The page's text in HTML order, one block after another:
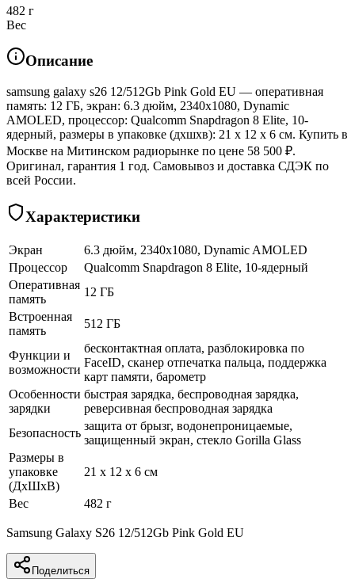
482 г
Вес
Описание
samsung galaxy s26 12/512Gb Pink Gold EU — оперативная
память: 12 ГБ, экран: 6.3 дюйм, 2340x1080, Dynamic
AMOLED, процессор: Qualcomm Snapdragon 8 Elite, 10-
ядерный, размеры в упаковке (дхшхв): 21 x 12 x 6 см. Купить в
Москве на Митинском радиорынке по цене 58 500 ₽.
Оригинал, гарантия 1 год. Самовывоз и доставка СДЭК по
всей России.
Характеристики
Экран
6.3 дюйм, 2340x1080, Dynamic AMOLED
Процессор
Qualcomm Snapdragon 8 Elite, 10-ядерный
Оперативная
память
12 ГБ
Встроенная
память
512 ГБ
Функции и
возможности
бесконтактная оплата, разблокировка по
FaceID, сканер отпечатка пальца, поддержка
карт памяти, барометр
Особенности
зарядки
быстрая зарядка, беспроводная зарядка,
реверсивная беспроводная зарядка
Безопасность
защита от брызг, водонепроницаемые,
защищенный экран, cтекло Gorilla Glass
Размеры в
упаковке
(ДхШхВ)
21 x 12 x 6 см
Вес 482 г
Samsung Galaxy S26 12/512Gb Pink Gold EU
Поделиться